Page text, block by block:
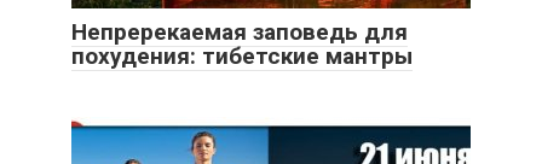
Непререкаемая заповедь для
похудения: тибетские мантры